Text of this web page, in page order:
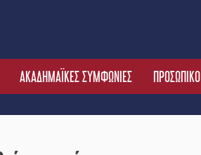
ΑΚΑΔΗΜΑΪΚΕΣ ΣΥΜΦΩΝΙΕΣ ΠΡΟΣΩΠΙΚΟ